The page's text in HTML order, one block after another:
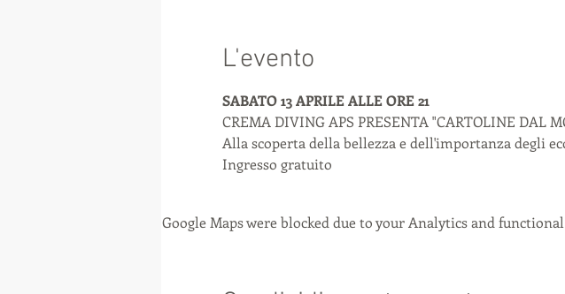
L'evento
SABATO 13 APRILE ALLE ORE 21
CREMA DIVING APS PRESENTA "CARTOLINE DAL
Alla scoperta della bellezza e dell'importanza degli
Ingresso gratuito
Google Maps were blocked due to your Analytics and